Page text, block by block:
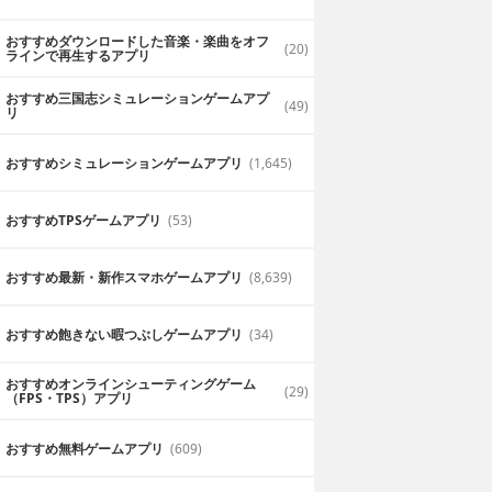
おすすめダウンロードした音楽・楽曲をオフ
ラインで再生するアプリ (20)
おすすめ三国志シミュレーションゲームアプ
リ (49)
おすすめシミュレーションゲームアプリ (1,645)
おすすめTPSゲームアプリ (53)
おすすめ最新・新作スマホゲームアプリ (8,639)
おすすめ飽きない暇つぶしゲームアプリ (34)
おすすめオンラインシューティングゲーム
（FPS・TPS）アプリ (29)
おすすめ無料ゲームアプリ (609)